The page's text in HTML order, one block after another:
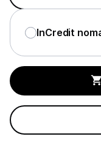
Sports
Vēlmju
InCredit